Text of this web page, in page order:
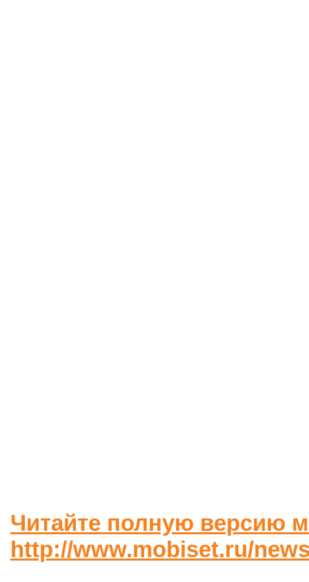
Читайте полную версию
http://www.mobiset.ru/